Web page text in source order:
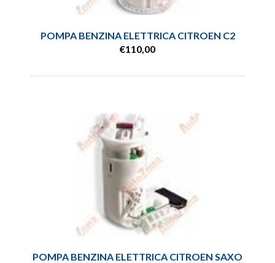
POMPA BENZINA ELETTRICA CITROEN C2
€110,00
POMPA BENZINA ELETTRICA CITROEN SAXO